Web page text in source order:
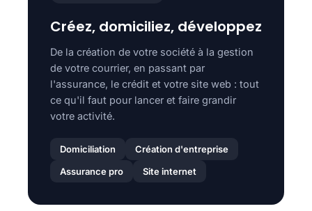
Créez, domiciliez, développez
De la création de votre société à la gestion
de votre courrier, en passant par
l'assurance, le crédit et votre site web : tout
ce qu'il faut pour lancer et faire grandir
votre activité.
Domiciliation
Création d'entreprise
Assurance pro
Site internet